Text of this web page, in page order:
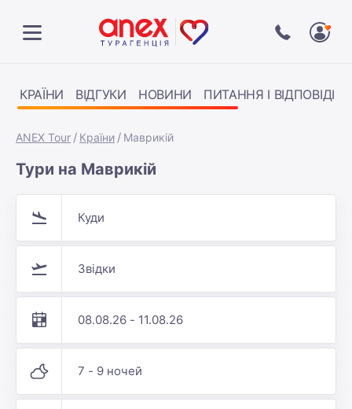
КРАЇНИ ВІДГУКИ НОВИНИ ПИТАННЯ І ВІДПОВІДІ
ANEX Tour Країни Маврикій
Тури на Маврикій
Куди
Звідки
08.08.26 - 11.08.26
7 - 9 ночей